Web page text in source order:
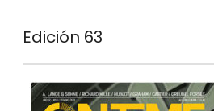
Edición 63